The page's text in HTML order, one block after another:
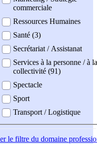
commerciale
Ressources Humaines
Santé (3)
Secrétariat / Assistanat
Services à la personne / à la
collectivité (91)
Spectacle
Sport
Transport / Logistique
le filtre du domaine